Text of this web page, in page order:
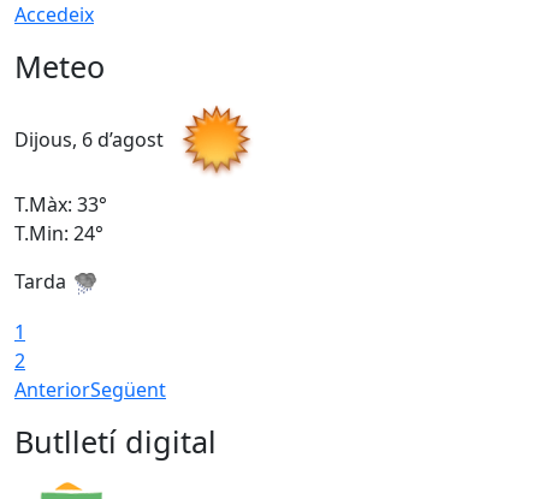
Accedeix
Meteo
Dijous, 6 d’agost
T.Màx: 33°
T.Min: 24°
Tarda
1
2
AnteriorSegüent
Butlletí digital